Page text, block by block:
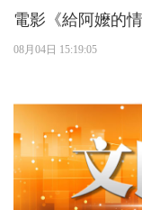
電影《給阿嬤的
08月04日 15:19:05